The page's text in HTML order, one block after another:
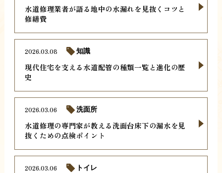
水道修理業者が語る地中の水漏れを見抜くコツと
修繕費
現代住宅を支える水道配管の種類一覧と進化の歴
史
2026.03.08 知識
水道修理の専門家が教える洗面台床下の漏水を見
抜くための点検ポイント
2026.03.06 洗面所
2026.03.06 トイレ